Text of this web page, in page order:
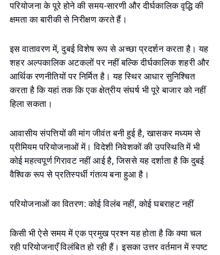
परियोजना के पूरे होने की समय-सारणी और दीर्घकालिक वृद्धि की
क्षमता का बारीकी से निरीक्षण करते हैं।
इस वातावरण में, दुबई विशेष रूप से अच्छा प्रदर्शन करता है। यह
शहर अल्पकालिक अटकलों पर नहीं बल्कि दीर्घकालिक शहरी और
आर्थिक रणनीतियों पर निर्मित है। यह स्थिर आधार सुनिश्चित
करता है कि यहां तक कि एक क्षेत्रीय संघर्ष भी पूरे बाजार को नहीं
हिला सकता।
आवासीय संपत्तियों की मांग जीवंत बनी हुई है, खासकर मध्यम से
प्रीमियम परियोजनाओं में। विदेशी निवेशकों की उपस्थिति में भी
कोई महत्वपूर्ण गिरावट नहीं आई है, जिससे यह दर्शाता है कि दुबई
वैश्विक रूप से प्रतिस्पर्धी गंतव्य बना हुआ है।
परियोजनाओं का वितरण: कोई विलंब नहीं, कोई घबराहट नहीं
किसी भी ऐसे समय में एक प्रमुख प्रश्न यह होता है कि क्या चल
रही परियोजनाएँ विलंबित हो रही हैं। इसका उत्तर वर्तमान में स्पष्ट